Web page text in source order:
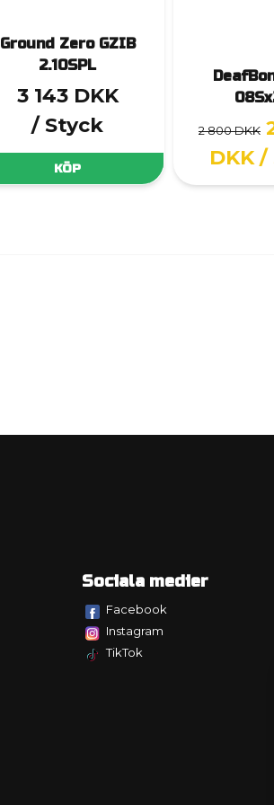
Ground Zero GZIB
2.10SPL
3 143 DKK
/ Styck
KÖP
2 800 DKK
DKK /
Sociala medier
Facebook
Instagram
TikTok